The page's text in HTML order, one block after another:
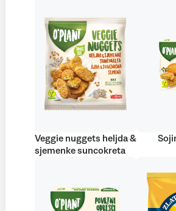
Veggie nuggets heljda &
sjemenke suncokreta